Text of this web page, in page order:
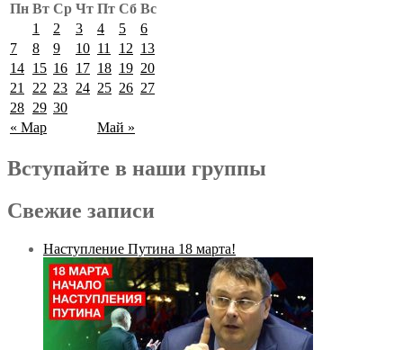
Пн Вт Ср Чт Пт Сб Вс
« Мар Май »
1 2 3 4 5
6
7
8 9 10 11 12 13
14 15 16 17 18 19 20
21
22 23 24 25 26 27
28 29 30
Вступайте в наши группы
Свежие записи
Наступление Путина 18 марта!